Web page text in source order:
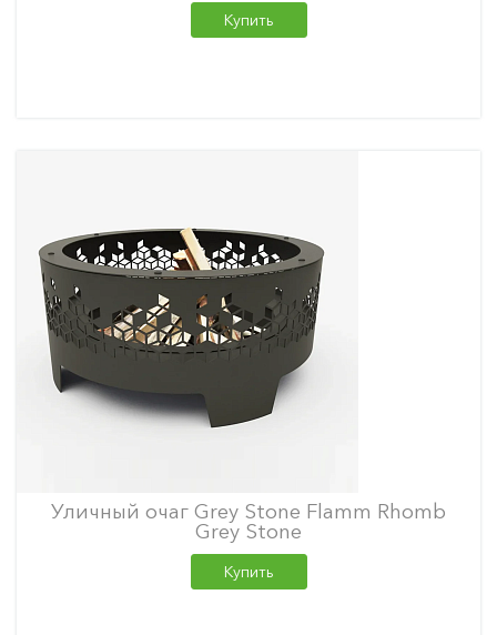
Купить
Уличный очаг Grey Stone Flamm Rhomb
Grey Stone
Купить